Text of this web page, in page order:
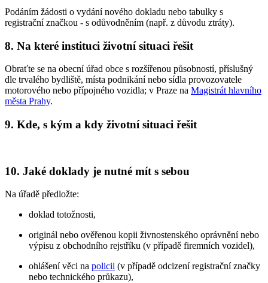
Podáním žádosti o vydání nového dokladu nebo tabulky s
registrační značkou - s odůvodněním (např. z důvodu ztráty).
8. Na které instituci životní situaci řešit
Obraťte se na obecní úřad obce s rozšířenou působností, příslušný
dle trvalého bydliště, místa podnikání nebo sídla provozovatele
motorového nebo přípojného vozidla; v Praze na Magistrát hlavního
města Prahy.
9. Kde, s kým a kdy životní situaci řešit
10. Jaké doklady je nutné mít s sebou
Na úřadě předložte:
doklad totožnosti,
originál nebo ověřenou kopii živnostenského oprávnění nebo
výpisu z obchodního rejstříku (v případě firemních vozidel),
ohlášení věci na policii (v případě odcizení registrační značky
nebo technického průkazu),